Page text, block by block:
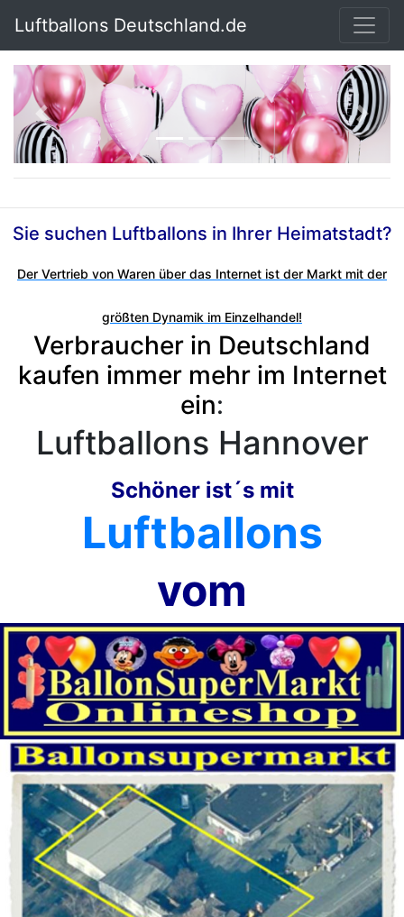
Luftballons Deutschland.de
Previous Next
Sie suchen Luftballons in Ihrer Heimatstadt?
Der Vertrieb von Waren über das Internet ist der Markt mit der
größten Dynamik im Einzelhandel!
Verbraucher in Deutschland
kaufen immer mehr im Internet
ein:
Luftballons Hannover
Schöner ist´s mit
Luftballons
vom